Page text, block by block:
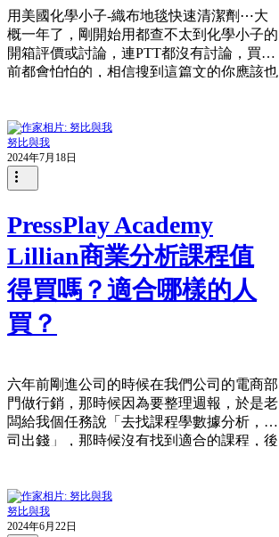
用美國化學小子-織布地毯快速清潔劑⋯大
概一年了，剛開始用都查不太到化學小子的
開箱評價或討論，連PTT都沒有討論，買之
前都會怕怕的，相信搜到這篇文的你應該也
努比與我
2024年7月18日
PressPlay Academy
Lillian商業分析課程值
得買嗎？適合哪樣的人
買？
六年前剛進公司的時候在我們公司的電商部
門做行銷，那時候因為要整理週報，於是老
闆給我個任務說「去找課程學數據分析，公
司出錢」，那時候沒有找到適合的課程，後
商業分析線上課程！！！生不逢時呀！...
努比與我
2024年6月22日